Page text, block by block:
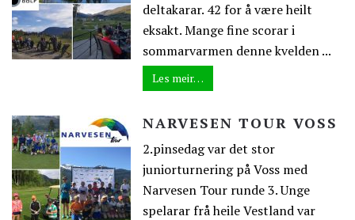
deltakarar. 42 for å være heilt
eksakt. Mange fine scorar i
sommarvarmen denne kvelden ...
Les meir…
NARVESEN TOUR VOSS
2.pinsedag var det stor
juniorturnering på Voss med
Narvesen Tour runde 3. Unge
spelarar frå heile Vestland var